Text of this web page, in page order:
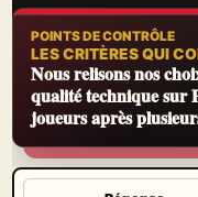
POINTS DE CONTRÔLE
LES CRITÈRES QUI
Nous relisons nos
qualité technique sur
joueurs après